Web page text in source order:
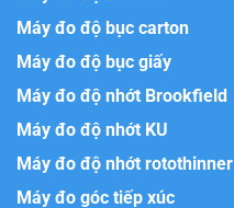
Máy đo độ bục carton
Máy đo độ bục giấy
Máy đo độ nhớt Brookfield
Máy đo độ nhớt KU
Máy đo độ nhớt rotothinner
Máy đo góc tiếp xúc